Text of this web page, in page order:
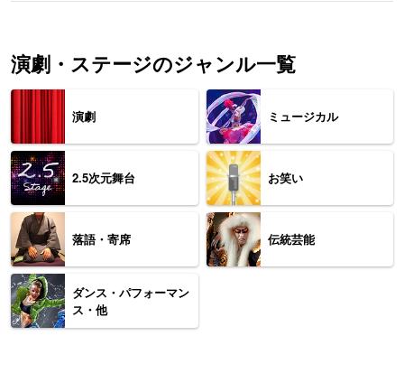
演劇・ステージのジャンル一覧
演劇 ミュージカル
2.5次元舞台 お笑い
落語・寄席 伝統芸能
ダンス・パフォーマン
ス・他